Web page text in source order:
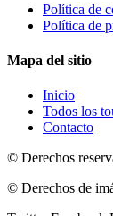
Política de
Política de
Mapa del sitio
Inicio
Todos los
Contacto
© Derechos
© Derechos de